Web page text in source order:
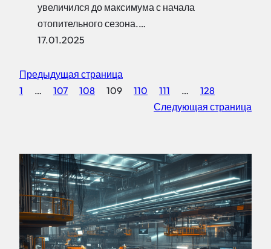
увеличился до максимума с начала
отопительного сезона.…
17.01.2025
Предыдущая страница
1
… 107 108 109 110 111 …
128
Следующая страница